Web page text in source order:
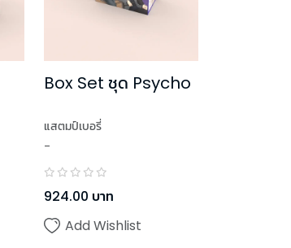
Box Set ชุด Psycho
แสตมป์เบอรี่
-
924.00 บาท
Add Wishlist